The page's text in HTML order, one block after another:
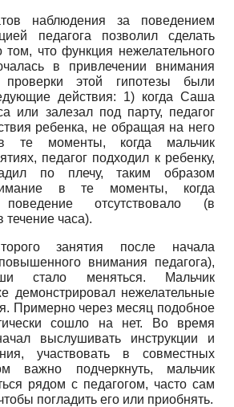
наблюдения за поведением
педагога позволил сделать
что функция нежелательного
в привлечении внимания
проверки этой гипотезы были
действия: 1) когда Саша
или залезал под парту, педагог
ребенка, не обращая на него
те моменты, когда мальчик
педагог подходил к ребенку,
по плечу, таким образом
в те моменты, когда
поведение отсутствовало (в
течение часа).
занятия после начала
внимания педагога),
стало меняться. Мальчик
демонстрировал нежелательные
Примерно через месяц подобное
сошло на нет. Во время
выслушивать инструкции и
участвовать в совместных
важно подчеркнуть, мальчик
рядом с педагогом, часто сам
погладить его или приобнять.